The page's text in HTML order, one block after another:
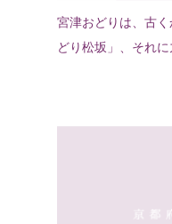
宮津おどりは、古
どり松坂」、それ